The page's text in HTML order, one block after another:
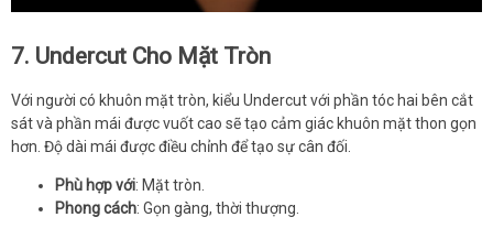
7. Undercut Cho Mặt Tròn
Với người có khuôn mặt tròn, kiểu Undercut với phần tóc hai bên cắt
sát và phần mái được vuốt cao sẽ tạo cảm giác khuôn mặt thon gọn
hơn. Độ dài mái được điều chỉnh để tạo sự cân đối.
Phù hợp với: Mặt tròn.
Phong cách: Gọn gàng, thời thượng.